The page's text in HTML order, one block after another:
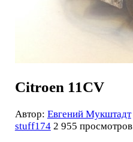
Citroen 11CV
Автор: Евгений Мукштадт
stuff174 2 955 просмотров